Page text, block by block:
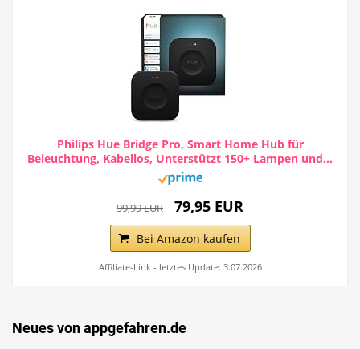
Philips Hue Bridge Pro, Smart Home Hub für
Beleuchtung, Kabellos, Unterstützt 150+ Lampen und...
99,99 EUR 79,95 EUR
Bei Amazon kaufen
Affiliate-Link - letztes Update: 3.07.2026
Neues von appgefahren.de